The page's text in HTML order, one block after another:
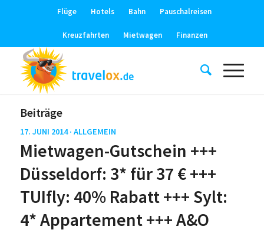
Flüge Hotels Bahn Pauschalreisen
Kreuzfahrten Mietwagen Finanzen
Beiträge
17. JUNI 2014 · ALLGEMEIN
Mietwagen-Gutschein +++
Düsseldorf: 3* für 37 € +++
TUIfly: 40% Rabatt +++ Sylt:
4* Appartement +++ A&O